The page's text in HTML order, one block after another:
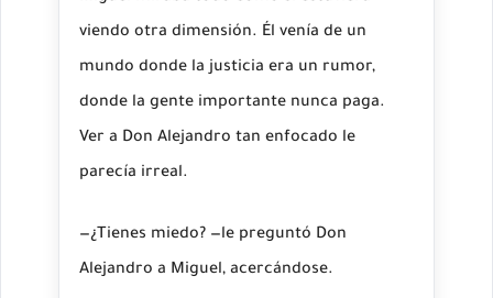
viendo otra dimensión. Él venía de un
mundo donde la justicia era un rumor,
donde la gente importante nunca paga.
Ver a Don Alejandro tan enfocado le
parecía irreal.
—¿Tienes miedo? —le preguntó Don
Alejandro a Miguel, acercándose.